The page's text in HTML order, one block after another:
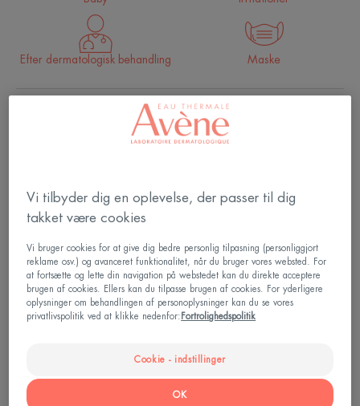
Efter dermatologisk behandling Maske
Dokumenteret effektivitet på baggrund af 150
kliniske og videnskabelige undersøgelser
Aerosol Aerosol
50ml
Kan bruges til
Familie - Personer - der gennemgår kræftbehandling
eller efterbehandling
From 0 måned(er)
Vi tilbyder dig en oplevelse, der passer til dig
takket være cookies
Vi bruger cookies for at give dig bedre personlig tilpasning (personliggjort
reklame osv.) og avanceret funktionalitet, når du bruger vores websted. For
at fortsætte og lette din navigation på webstedet kan du direkte acceptere
brugen af cookies. Ellers kan du tilpasse brugen af cookies. For yderligere
oplysninger om behandlingen af personoplysninger kan du se vores
privatlivspolitik ved at klikke nedenfor: Fortrolighedspolitik
Cookie - indstillinger
OK